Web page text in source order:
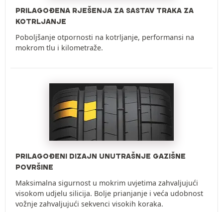
PRILAGOĐENA RJEŠENJA ZA SASTAV TRAKA ZA
KOTRLJANJE
Poboljšanje otpornosti na kotrljanje, performansi na
mokrom tlu i kilometraže.
PRILAGOĐENI DIZAJN UNUTRAŠNJE GAZIŠNE
POVRŠINE
Maksimalna sigurnost u mokrim uvjetima zahvaljujući
visokom udjelu silicija. Bolje prianjanje i veća udobnost
vožnje zahvaljujući sekvenci visokih koraka.